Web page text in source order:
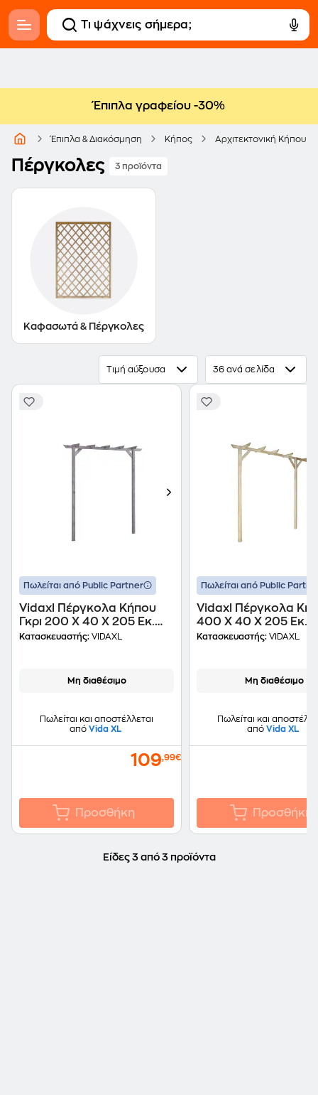
Έπιπλα γραφείου -30%
Έπιπλα & Διακόσμηση Κήπος Αρχιτεκτονική Κήπου
Πέργκολες 3 προϊόντα
Καφασωτά & Πέργκολες
Τιμή αύξουσα 36 ανά σελίδα
Πωλείται από Public Partner
Vidaxl Πέργκολα Κήπου
Γκρι 200 X 40 X 205 Εκ.
Εμποτισμένο Ξύλο Πεύκου
Κατασκευαστής: VIDAXL
Μη διαθέσιμο
Πωλείται και αποστέλλεται
από Vida XL
109,99€
Προσθήκη
Πωλείται από Public
Vidaxl Πέργκολα
400 X 40 X 205 Εκ.
Κατασκευαστής: VIDAXL
Μη διαθέσιμο
Πωλείται και
από Vida XL
Προσθήκη
Είδες 3 από 3 προϊόντα